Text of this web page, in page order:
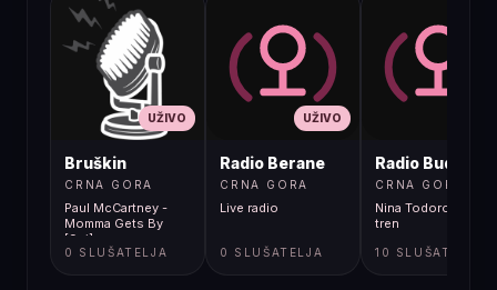
UŽIVO
Bruškin
CRNA GORA
Paul McCartney -
Momma Gets By
[9gj]
0 SLUŠATELJA
UŽIVO
Radio Berane
CRNA GORA
Live radio
0 SLUŠATELJA
Radio Budva
CRNA GORA
Nina Todorovic -
tren
10 SLUŠATELJA